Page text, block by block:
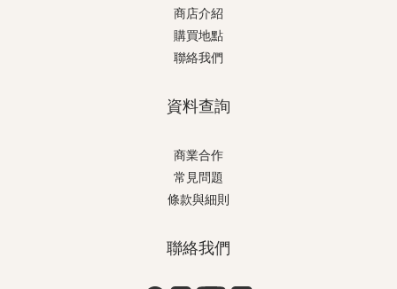
商店介紹
購買地點
聯絡我們
資料查詢
商業合作
常見問題
條款與細則
聯絡我們